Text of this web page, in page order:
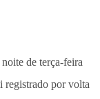
noite de terça-feira
registrado por volta